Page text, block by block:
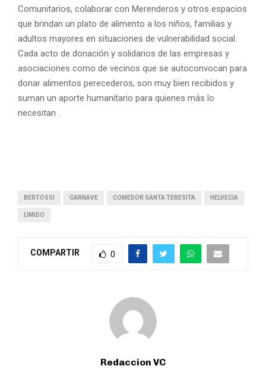
Comunitarios, colaborar con Merenderos y otros espacios
que brindan un plato de alimento a los niños, familias y
adultos mayores en situaciones de vulnerabilidad social.
Cada acto de donación y solidarios de las empresas y
asociaciones como de vecinos que se autoconvocan para
donar alimentos perecederos, son muy bien recibidos y
suman un aporte humanitario para quienes más lo
necesitan .
BERTOSSI CARNAVE COMEDOR SANTA TERESITA HELVECIA
LIMIDO
COMPARTIR 0
Redaccion VC